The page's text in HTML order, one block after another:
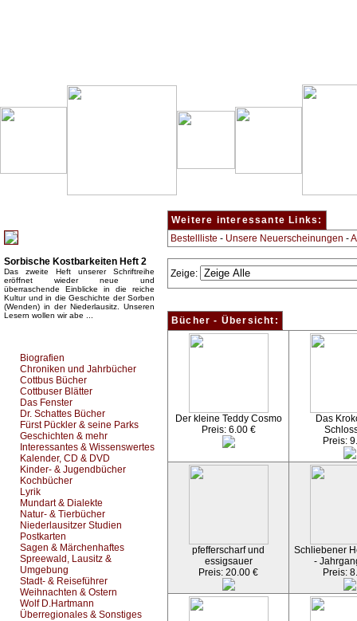
Sorbische Kostbarkeiten Heft 2
Das zweite Heft unserer Schriftreihe
eröffnet wieder neue und
überraschende Einblicke in die reiche
Kultur und in die Geschichte der Sorben
(Wenden) in der Niederlausitz. Unseren
Lesern wollen wir abe ...
Biografien
Chroniken und Jahrbücher
Cottbus Bücher
Cottbuser Blätter
Das Fenster
Dr. Schattes Bücher
Fürst Pückler & seine Parks
Geschichten & mehr
Interessantes & Wissenswertes
Kalender, CD & DVD
Kinder- & Jugendbücher
Kochbücher
Lyrik
Mundart & Dialekte
Natur- & Tierbücher
Niederlausitzer Studien
Postkarten
Sagen & Märchenhaftes
Spreewald, Lausitz &
Umgebung
Stadt- & Reiseführer
Weihnachten & Ostern
Wolf D.Hartmann
Überregionales & Sonstiges
Weitere interessante Links:
Bestellliste - Unsere Neuerscheinungen -
Zeige:
Bücher - Übersicht:
Der kleine Teddy Cosmo
Preis: 6.00 €
Das
Preis:
pfefferscharf und
essigsauer
Preis: 20.00 €
Schliebener
-
Preis: